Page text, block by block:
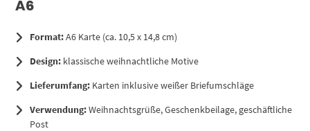
A6
Format:A6 Karte (ca. 10,5 x 14,8 cm)
Design: klassische weihnachtliche Motive
Lieferumfang: Karten inklusive weißer Briefumschläge
Verwendung:Weihnachtsgrüße, Geschenkbeilage, geschäftliche
Post